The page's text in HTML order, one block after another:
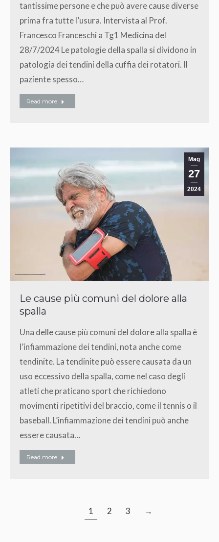
tantissime persone e che può avere cause diverse
prima fra tutte l’usura. Intervista al Prof.
Francesco Franceschi a Tg1 Medicina del
28/7/2024 Le patologie della spalla si dividono in
patologia dei tendini della cuffia dei rotatori. Il
paziente spesso…
Read more
Mag
27
2024
Le cause più comuni del dolore alla
spalla
Una delle cause più comuni del dolore alla spalla è
l’infiammazione dei tendini, nota anche come
tendinite. La tendinite può essere causata da un
uso eccessivo della spalla, come nel caso degli
atleti che praticano sport che richiedono
movimenti ripetitivi del braccio, come il tennis o il
baseball. L’infiammazione dei tendini può anche
essere causata…
Read more
1 2 3 →